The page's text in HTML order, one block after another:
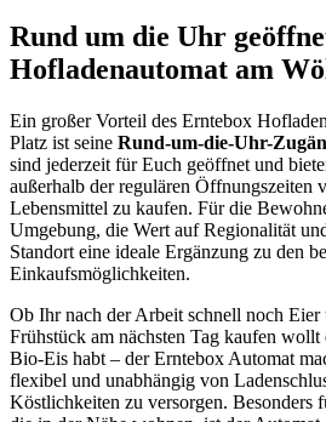
Rund um die Uhr
Hofladenautomat am
Ein großer Vorteil des Erntebox
Platz ist seine Rund-um-die-Uhr-
sind jederzeit für Euch geöffnet und
außerhalb der regulären Öffnungszeiten
Lebensmittel zu kaufen. Für die
Umgebung, die Wert auf Regionalität
Standort eine ideale Ergänzung zu den
Einkaufsmöglichkeiten.
Ob Ihr nach der Arbeit schnell noch Eier
Frühstück am nächsten Tag kaufen
Bio-Eis habt – der Erntebox Automat
flexibel und unabhängig von
Köstlichkeiten zu versorgen. Besonders